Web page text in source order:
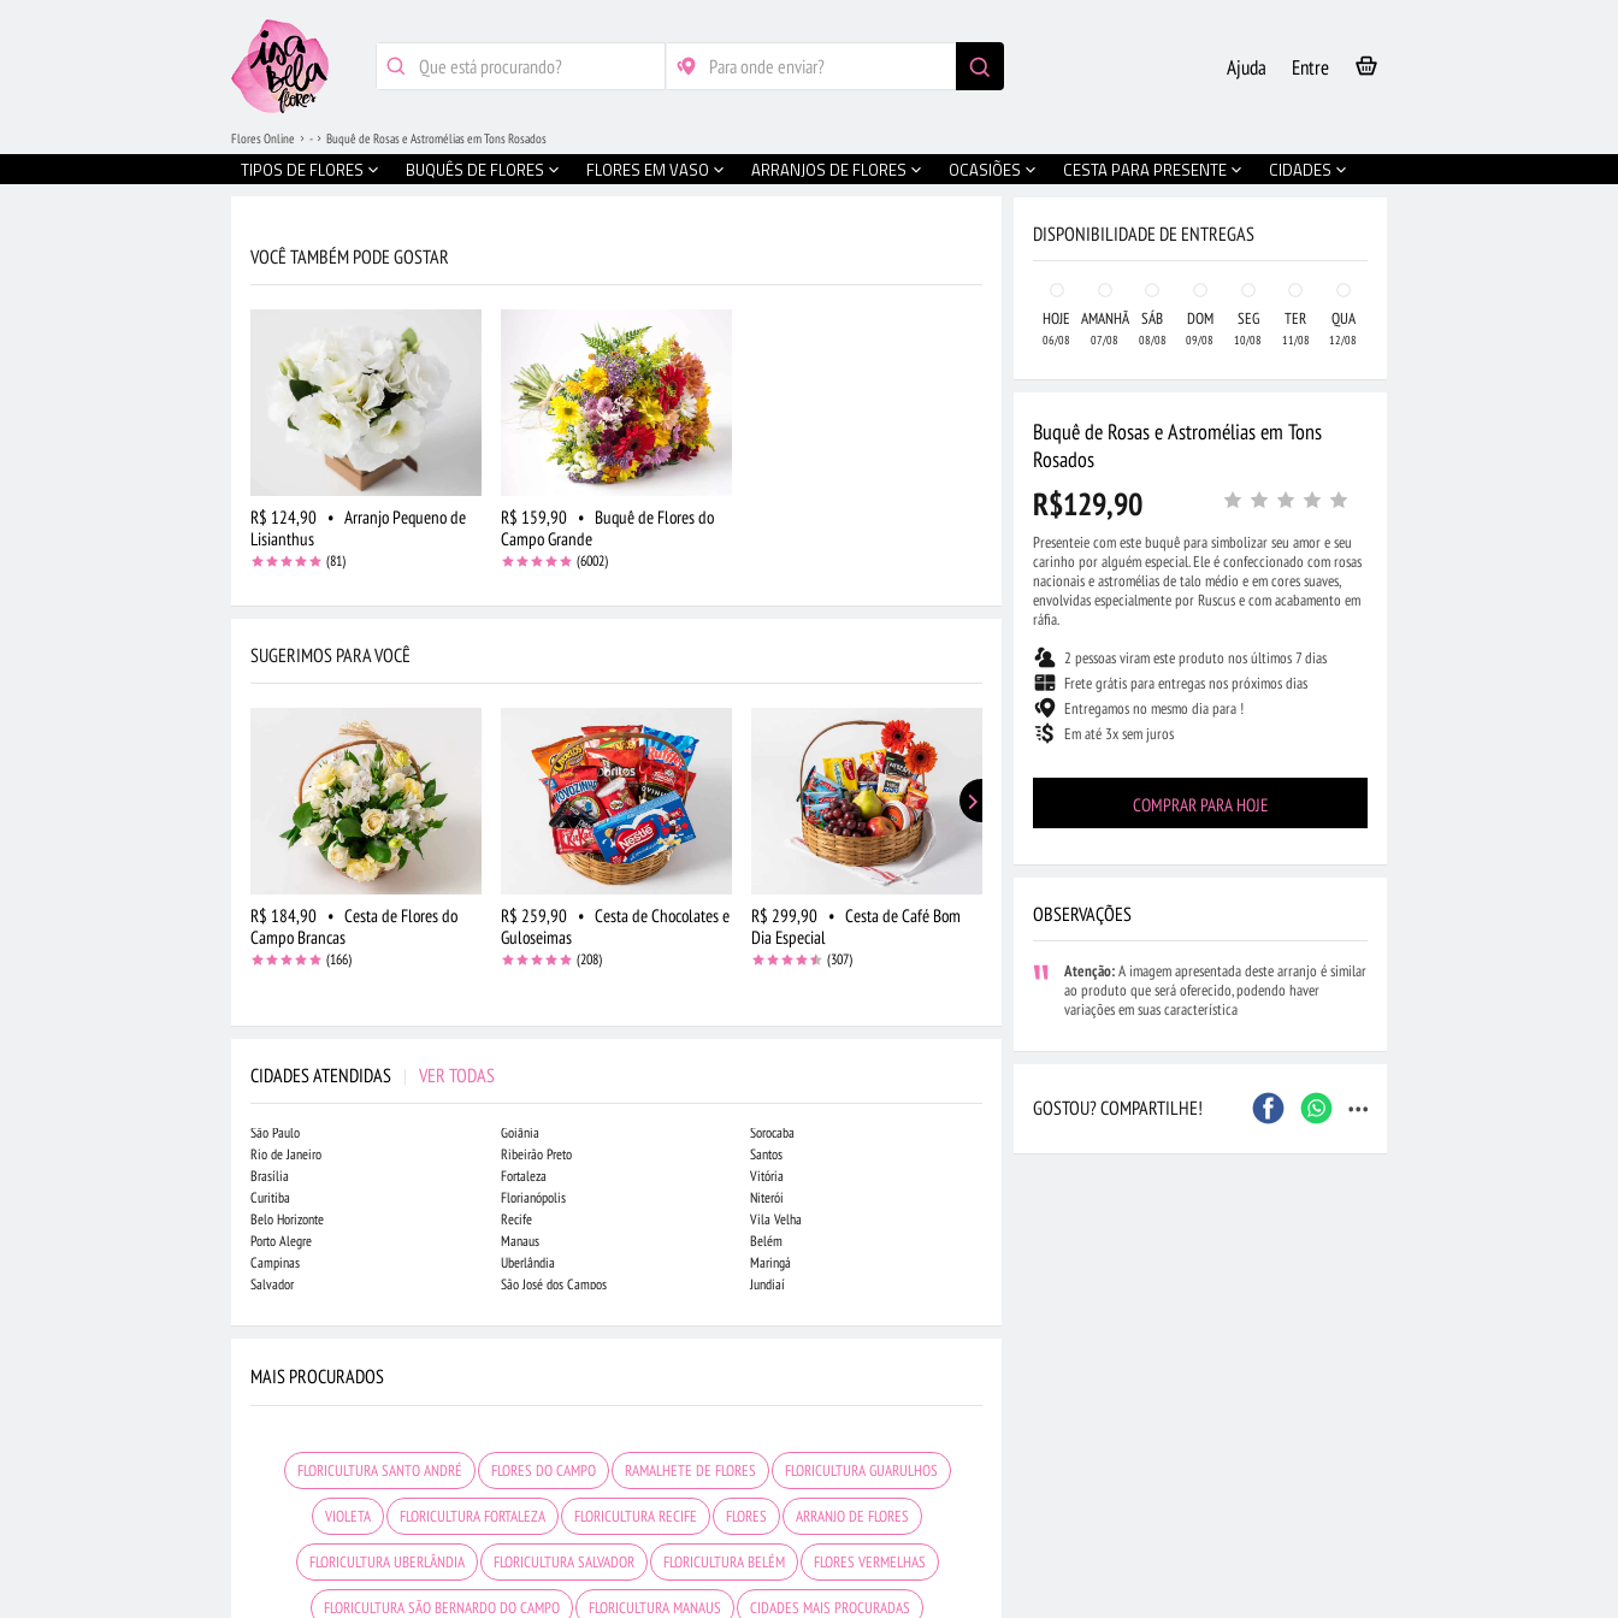
Entre
Ajuda
TIPOS DE FLORES BUQUÊS DE FLORES FLORES EM VASO ARRANJOS DE FLORES OCASIÕES CESTA PARA PRESENTE CIDADES
Flores Online - Buquê de Rosas e Astromélias em Tons Rosados
VOCÊ TAMBÉM PODE GOSTAR
R$ 124,90 • Arranjo Pequeno de
Lisianthus
(81)
R$ 159,90 • Buquê de Flores do
Campo Grande
(6002)
SUGERIMOS PARA VOCÊ
R$ 184,90 • Cesta de Flores do
Campo Brancas
(166)
R$ 259,90 • Cesta de Chocolates e
Guloseimas
(208)
R$ 299,90 • Cesta de Café Bom
Dia Especial
(307)
R$ 264,90•Arranjo Mediano de
Flores do Campo Coloridas e
Chocolate
(69)
Flores do Campo Coloridas e
(160)
CIDADES ATENDIDAS | VER TODAS
São Paulo
Rio de Janeiro
Brasília
Curitiba
Belo Horizonte
Porto Alegre
Campinas
Salvador
Goiânia
Ribeirão Preto
Fortaleza
Florianópolis
Recife
Manaus
Uberlândia
São José dos Campos
Sorocaba
Santos
Vitória
Niterói
Vila Velha
Belém
Maringá
Jundiaí
Indaiatuba
Contagem
MAIS PROCURADOS
FLORICULTURA SANTO ANDRÉ FLORES DO CAMPO RAMALHETE DE FLORES FLORICULTURA GUARULHOS
VIOLETA FLORICULTURA FORTALEZA FLORICULTURA RECIFE FLORES ARRANJO DE FLORES
FLORICULTURA UBERLÂNDIA FLORICULTURA SALVADOR FLORICULTURA BELÉM FLORES VERMELHAS
FLORICULTURA SÃO BERNARDO DO CAMPO FLORICULTURA MANAUS CIDADES MAIS PROCURADAS
DISPONIBILIDADE DE ENTREGAS
HOJE
06/08
AMANHÃ
07/08
SÁB
08/08
DOM
09/08
SEG
10/08
TER
11/08
QUA
12/08
Buquê de Rosas e Astromélias em Tons
Rosados
R$129,90
Presenteie com este buquê para simbolizar seu amor e seu
carinho por alguém especial. Ele é confeccionado com rosas
nacionais e astromélias de talo médio e em cores suaves,
envolvidas especialmente por Ruscus e com acabamento em
ráfia.
2 pessoas viram este produto nos últimos 7 dias
Frete grátis para entregas nos próximos dias
Entregamos no mesmo dia para !
Em até 3x sem juros
COMPRAR PARA HOJE
OBSERVAÇÕES
Atenção:A imagem apresentada deste arranjo é similar
ao produto que será oferecido, podendo haver
variações em suas característica
GOSTOU? COMPARTILHE! ...